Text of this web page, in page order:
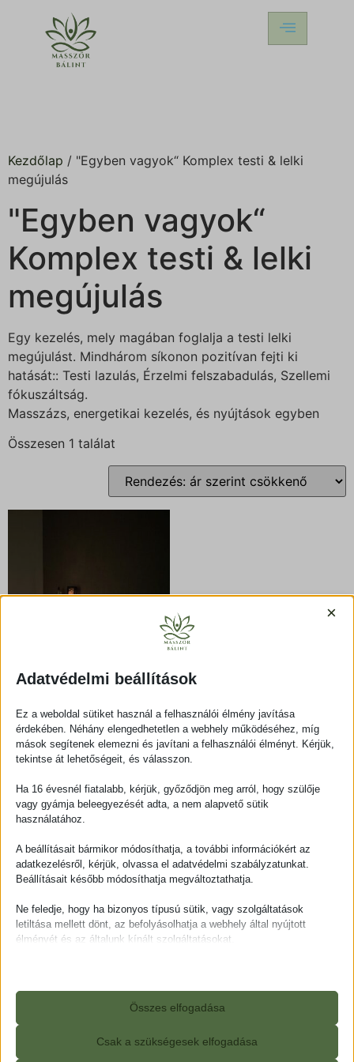
Kezdőlap / "Egyben vagyok“ Komplex testi & lelki
megújulás
"Egyben vagyok“
Komplex testi & lelki
megújulás
Egy kezelés, mely magában foglalja a testi lelki
megújulást. Mindhárom síkonon pozitívan fejti ki
hatását:: Testi lazulás, Érzelmi felszabadulás, Szellemi
fókuszáltság.
Masszázs, energetikai kezelés, és nyújtások egyben
Összesen 1 találat
„Egyben vagyok“ Komplex
testi & lelki megújulás
25000,00Ft
Kosárba teszem
KezdőlapMasszázsokBlogKapcsolat
Adatvédelmi beállítások
×
Ez a weboldal sütiket használ a felhasználói élmény javítása
érdekében. Néhány elengedhetetlen a webhely működéséhez, míg
mások segítenek elemezni és javítani a felhasználói élményt. Kérjük,
tekintse át lehetőségeit, és válasszon.
Ha 16 évesnél fiatalabb, kérjük, győződjön meg arról, hogy szülője
vagy gyámja beleegyezését adta, a nem alapvető sütik
használatához.
A beállításait bármikor módosíthatja, a további információkért az
adatkezelésről, kérjük, olvassa el adatvédelmi szabályzatunkat.
Beállításait később módosíthatja megváltoztathatja.
Ne feledje, hogy ha bizonyos típusú sütik, vagy szolgáltatások
letiltása mellett dönt, az befolyásolhatja a webhely által nyújtott
élményét és az általunk kínált szolgáltatásokat.
Az alapvető sütik és szolgáltatások biztosítják az oldal megfelelő
működéséhez. Ezek a sütik és szolgáltatások a GDPR szerint nem
Részletek megjelenítése
Összes elfogadása
Csak a szükségesek elfogadása